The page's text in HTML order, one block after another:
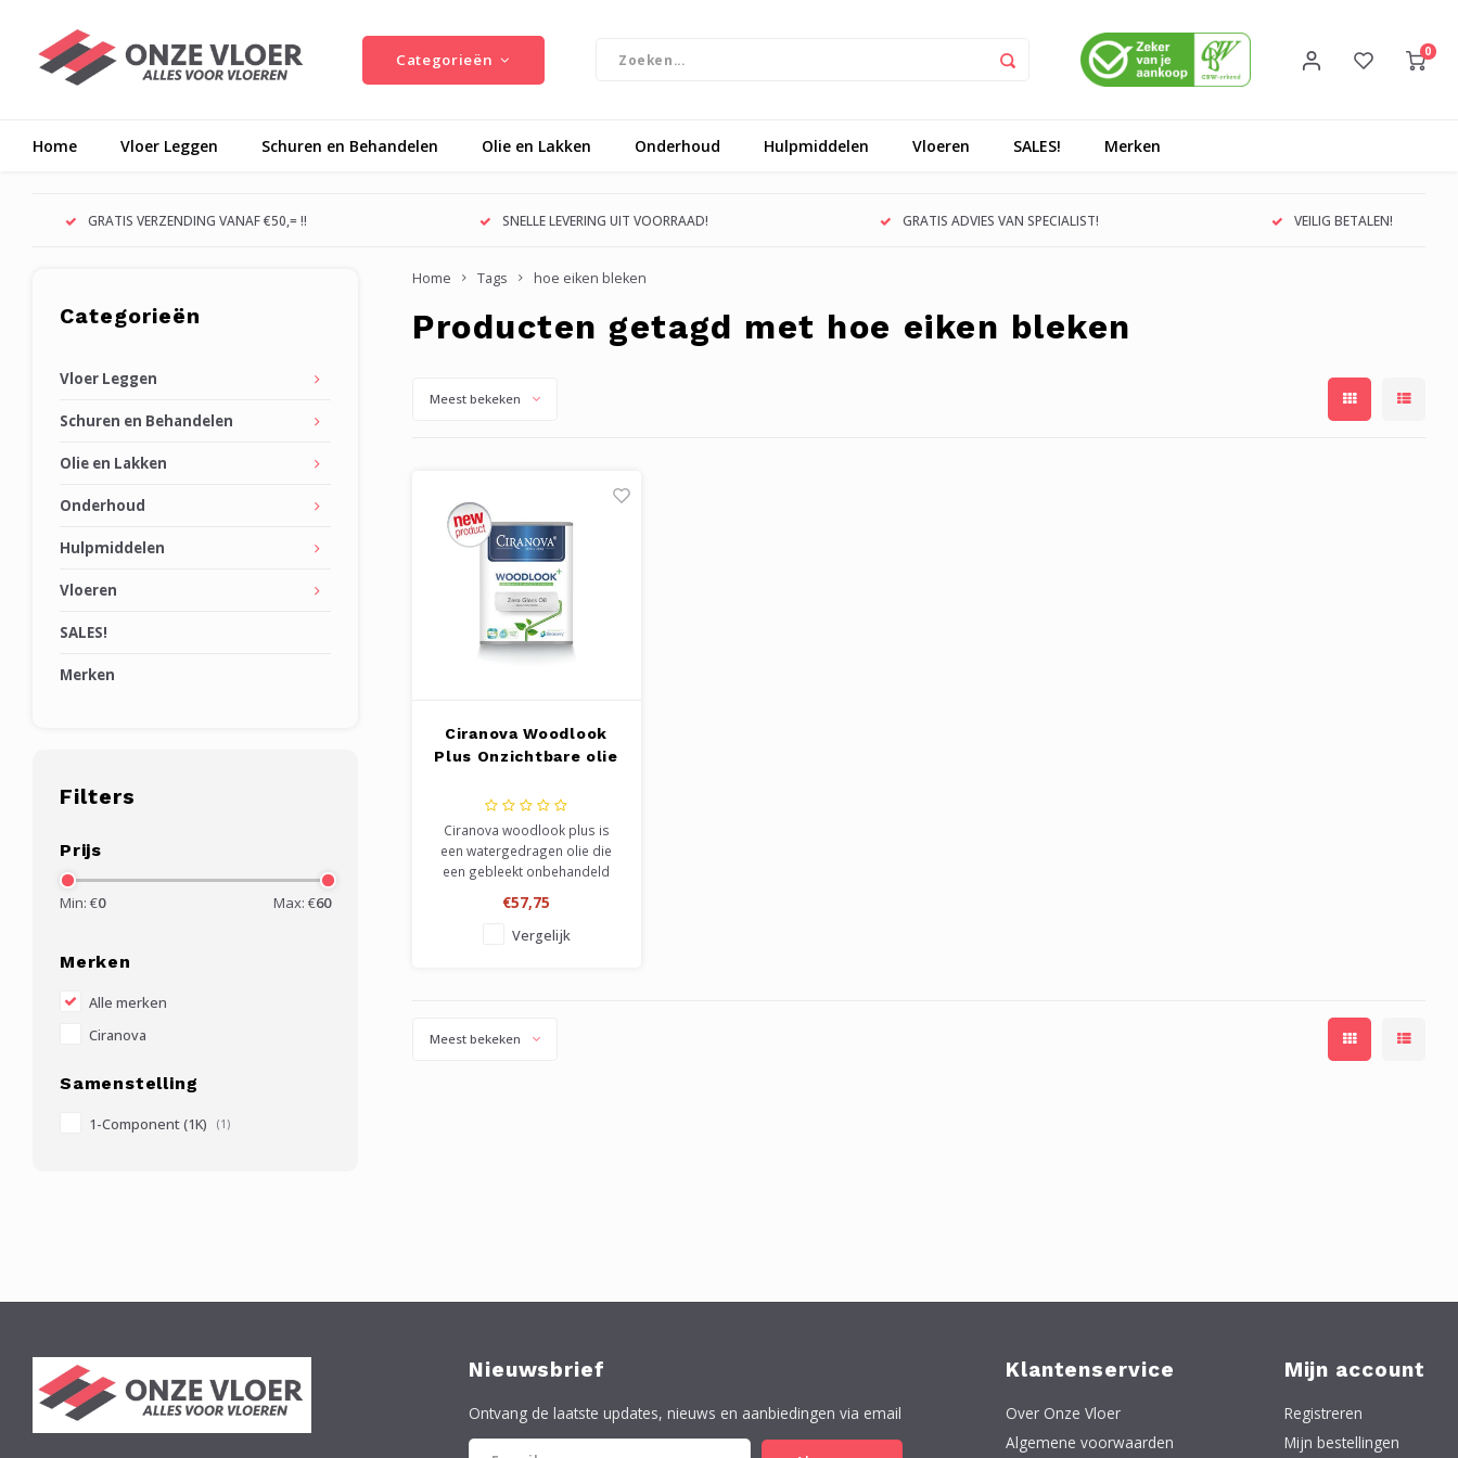
Categorieën 0
Home Vloer Leggen Schuren en Behandelen Olie en Lakken Onderhoud Hulpmiddelen Vloeren SALES! Merken
GRATIS VERZENDING VANAF €50,= !! SNELLE LEVERING UIT VOORRAAD! GRATIS ADVIES VAN SPECIALIST! VEILIG BETALEN!
Categorieën
Vloer Leggen
Schuren en Behandelen
Olie en Lakken
Onderhoud
Hulpmiddelen
Vloeren
SALES!
Merken
Filters
Prijs
Min: €0 Max: €60
Merken
Alle merken
Ciranova
Samenstelling
1-Component (1K) (1)
Home Tags hoe eiken bleken
Producten getagd met hoe eiken bleken
Meest bekeken
Ciranova Woodlook
Plus Onzichtbare olie
Ciranova woodlook plus is
een watergedragen olie die
een gebleekt onbehandeld
varianten uit de plus serie.
Makkelijk verwerkbaar
€57,75
Vergelijk
Meest bekeken
Nieuwsbrief
Ontvang de laatste updates, nieuws en aanbiedingen via email
Klantenservice
Over Onze Vloer
Algemene voorwaarden
Mijn account
Registreren
Mijn bestellingen